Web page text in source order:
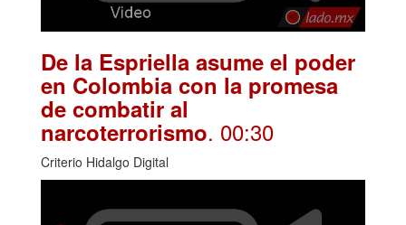
De la Espriella asume el poder
en Colombia con la promesa
de combatir al
narcoterrorismo. 00:30
Criterio Hidalgo Digital